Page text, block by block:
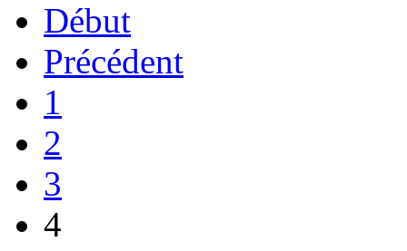
Début
Précédent
1
2
3
4